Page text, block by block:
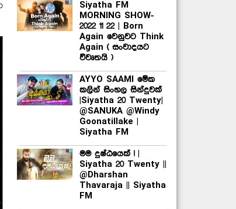
Siyatha FM
MORNING SHOW-
2022 11 22 | Born
Again වෙනුවට Think
Again ( සංවාදයට
විවෘතයි )
AYYO SAAMI මේක
කලින් සිංහල සින්දුවක්
|Siyatha 20 Twenty|
@SANUKA @Windy
Goonatillake |
Siyatha FM
මම දුෂ්ඨයෙක් ! |
Siyatha 20 Twenty ||
@Dharshan
Thavaraja || Siyatha
FM